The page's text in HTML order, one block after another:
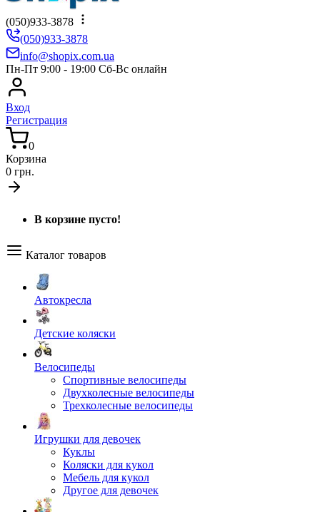
(050)933-3878
(050)933-3878
info@shopix.com.ua
Пн-Пт 9:00 - 19:00 Сб-Вс онлайн
Вход
Регистрация
0
Корзина
0 грн.
В корзине пусто!
Каталог товаров
Автокресла
Детские коляски
Велосипеды
Спортивные велосипеды
Двухколесные велосипеды
Трехколесные велосипеды
Игрушки для девочек
Куклы
Коляски для кукол
Мебель для кукол
Другое для девочек